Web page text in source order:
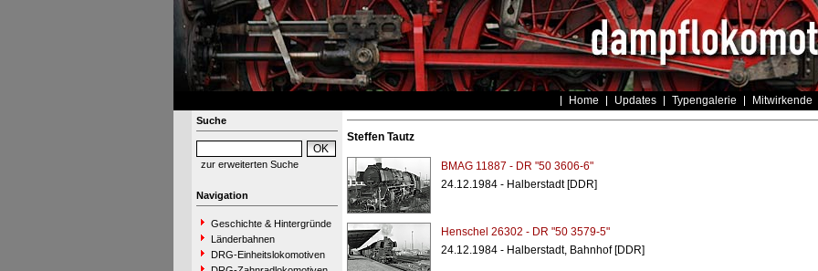
Home Updates Typengalerie Mitwirkende
Suche
zur erweiterten Suche
Navigation
Geschichte & Hintergründe
Länderbahnen
DRG-Einheitslokomotiven
Steffen Tautz
BMAG 11887 - DR "50 3606-6"
24.12.1984 - Halberstadt [DDR]
Henschel 26302 - DR "50 3579-5"
24.12.1984 - Halberstadt, Bahnhof [DDR]